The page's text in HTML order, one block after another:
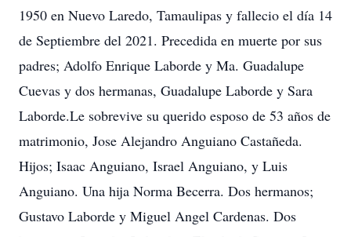
1950 en Nuevo Laredo, Tamaulipas y fallecio el día 14
de Septiembre del 2021. Precedida en muerte por sus
padres; Adolfo Enrique Laborde y Ma. Guadalupe
Cuevas y dos hermanas, Guadalupe Laborde y Sara
Laborde.Le sobrevive su querido esposo de 53 años de
matrimonio, Jose Alejandro Anguiano Castañeda.
Hijos; Isaac Anguiano, Israel Anguiano, y Luis
Anguiano. Una hija Norma Becerra. Dos hermanos;
Gustavo Laborde y Miguel Angel Cardenas. Dos